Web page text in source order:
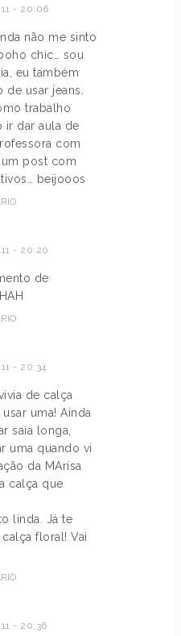
- 20:06
não me sinto
chic… sou
eu também
usar jeans.
trabalho
ir dar aula de
com
post com
beijooos
- 20:20
de
- 20:34
de calça
uma! Ainda
saia longa,
uma quando vi
da MArisa
calça que
linda. Já te
floral! Vai
- 20:36